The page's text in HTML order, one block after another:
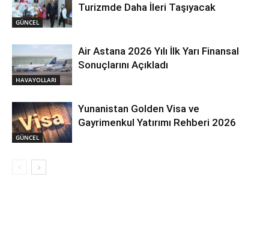
GÜNCEL
Turizmde Daha İleri Taşıyacak
HAVAYOLLARI
Air Astana 2026 Yılı İlk Yarı Finansal
Sonuçlarını Açıkladı
GÜNCEL
Yunanistan Golden Visa ve
Gayrimenkul Yatırımı Rehberi 2026